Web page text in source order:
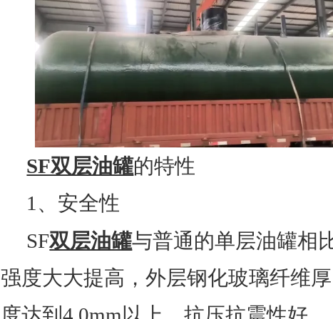
SF双层油罐的特性
1、安全性
SF双层油罐与普通的单层油罐相
强度大大提高，外层钢化玻璃纤维厚